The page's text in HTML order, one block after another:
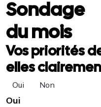
Sondage
du mois
Vos priorités
elles
Oui Non
Oui